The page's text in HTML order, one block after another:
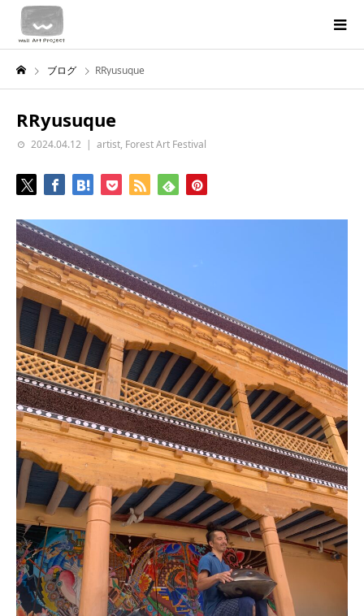
ブログ RRyusuque
RRyusuque
2024.04.12 artist, Forest Art Festival